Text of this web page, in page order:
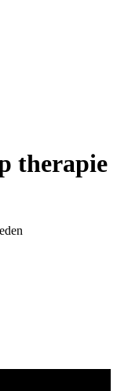
therapie